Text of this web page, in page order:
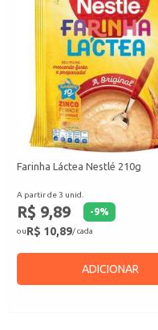
Farinha Láctea Nestlé 210g
A partir de 3 unid.
R$ 9,89 -9%
ouR$ 10,89/ cada
ADICIONAR